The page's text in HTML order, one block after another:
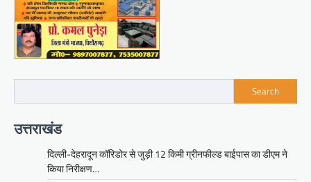
Search
उत्तराखंड
दिल्ली-देहरादून कॉरिडोर से जुड़ी 12 किमी ग्रीनफील्ड बाईपास का डीएम ने
किया निरीक्षण…